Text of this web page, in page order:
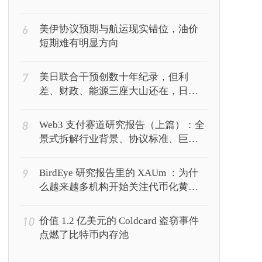
6
美伊协议预期与航运现实错位，油价
短期难有明显方向
7
美日联合干预创数十年纪录，但利
差、财政、能源三座大山还在，日元
8
Web3 支付赛道研究报告（上篇）：全
景式拆解行业背景、协议标准、巨头
9
BirdEye 研究报告里的 XAUm ：为什
么越来越多机构开始关注代币化黄
10 价值 1.2 亿美元的 Coldcard 盗窃事件
点燃了比特币内存池